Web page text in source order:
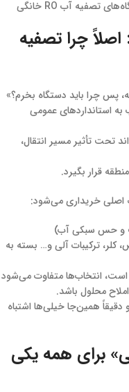
چرا تصفیه
چرا باید دستگاه بخرم؟»
استانداردهای عمومی
تحت تأثیر مسیر انتقال،
قرار بگیرد.
اصلی خریداری می‌شود:
و حس سبکی آب)
کلر، ترکیبات آلی و… بسته به
انتخاب‌ها متفاوت می‌شود
محلول باشد.
همین‌جا خیلی‌ها اشتباه
برای همه یکی